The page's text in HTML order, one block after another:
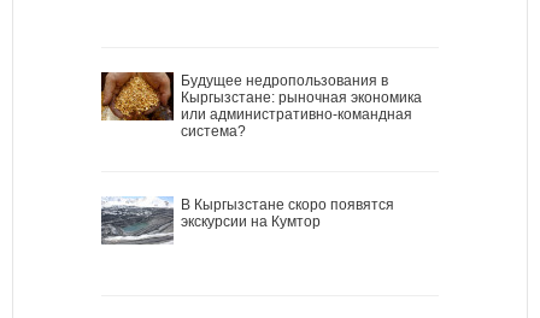
Будущее недропользования в
Кыргызстане: рыночная экономика
или административно-командная
система?
В Кыргызстане скоро появятся
экскурсии на Кумтор